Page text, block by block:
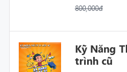
800,000đ
Kỹ Năng
trình cũ